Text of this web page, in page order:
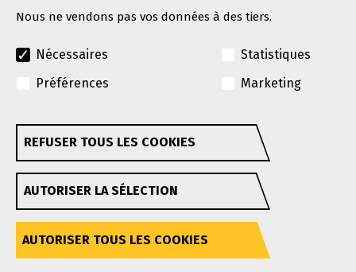
Une marque Manitou Group
GEHL se réserve le droit d'apporter des améliorations
ou des modifications à tout moment sans préavis ni
obligation.
Politique de confidentialité Conditions d'utilisation
Nous ne vendons pas vos données à des tiers.
Nécessaires
Statistiques
Préférences
Marketing
REFUSER TOUS LES COOKIES
AUTORISER LA SÉLECTION
AUTORISER TOUS LES COOKIES
Retirer son consentement